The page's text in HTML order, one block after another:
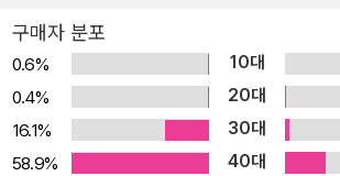
구매자 분포
0.6% 10대
0.4%
20대
16.1%
30대
58.9%
40대